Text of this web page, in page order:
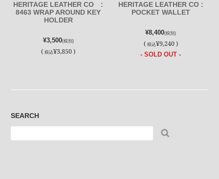
HERITAGE LEATHER CO :
8463 WRAP AROUND KEY
HOLDER
¥3,500(税別)
(税込¥3,850 )
HERITAGE LEATHER CO :
POCKET WALLET
¥8,400(税別)
( 税込¥9,240 )
- SOLD OUT -
SEARCH